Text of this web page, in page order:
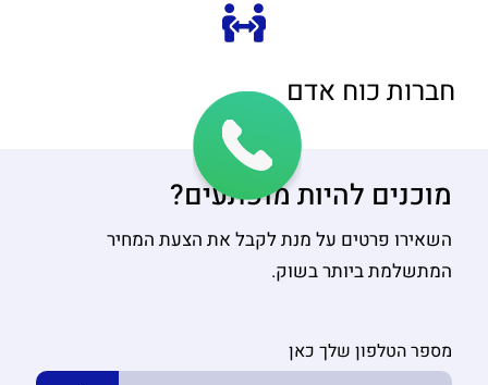
חברות כוח אדם
מוכנים להיות מופתעים?
השאירו פרטים על מנת לקבל את הצעת המחיר
המתשלמת ביותר בשוק.
מספר הטלפון שלך כאן